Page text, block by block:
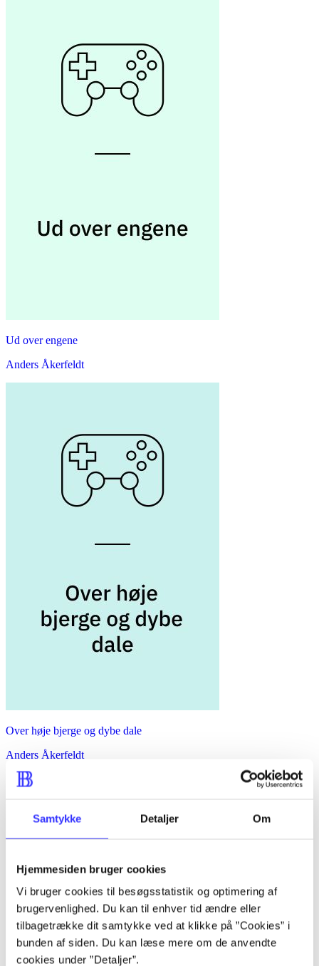
Samtykke Detaljer Om
Hjemmesiden bruger cookies
Vi bruger cookies til besøgsstatistik og optimering af
brugervenlighed. Du kan til enhver tid ændre eller
tilbagetrække dit samtykke ved at klikke på ”Cookies” i
bunden af siden. Du kan læse mere om de anvendte
cookies under ”Detaljer”.
Ud over engene
Anders Åkerfeldt
Over høje bjerge og dybe dale
Anders Åkerfeldt